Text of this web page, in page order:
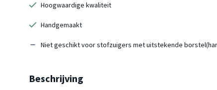
Hoogwaardige kwaliteit
Handgemaakt
Niet geschikt voor stofzuigers met uitstekende
Beschrijving